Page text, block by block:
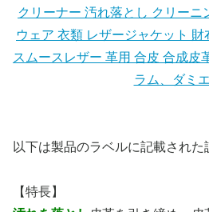
クリーナー 汚れ落とし クリーニ
ウェア 衣類 レザージャケット
スムースレザー 革用 合皮 合成皮
ラム、ダミ
以下は製品のラベルに記載された
【特長】